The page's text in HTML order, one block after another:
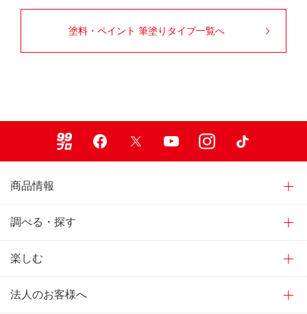
塗料・ペイント 筆塗りタイプ一覧へ
商品情報
調べる・探す
楽しむ
法人のお客様へ